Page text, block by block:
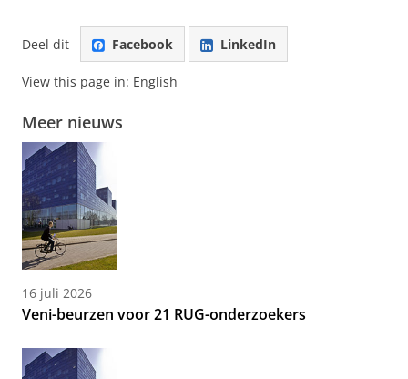
Deel dit Facebook LinkedIn
View this page in: English
Meer nieuws
16 juli 2026
Veni-beurzen voor 21 RUG-onderzoekers